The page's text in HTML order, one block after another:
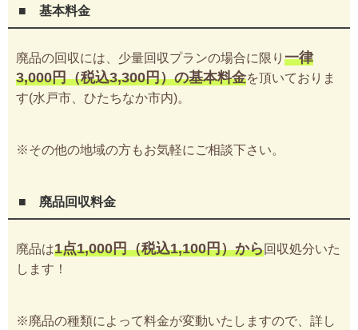
■ 基本料金
廃品の回収には、少量回収プランの場合に限り 一律
3,000円（税込3,300円）の基本料金を頂いておりま
す(水戸市、ひたちなか市内)。
※その他の地域の方もお気軽にご相談下さい。
■ 廃品回収料金
廃品は1点1,000円（税込1,100円）から回収処分いた
します！
※廃品の種類によって料金が変動いたしますので、詳し